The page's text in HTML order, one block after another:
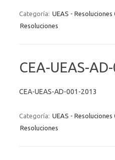
Categoría: UEAS - Resoluciones
Resoluciones
CEA-UEAS-
CEA-UEAS-AD-001-2013
Categoría: UEAS - Resoluciones
Resoluciones